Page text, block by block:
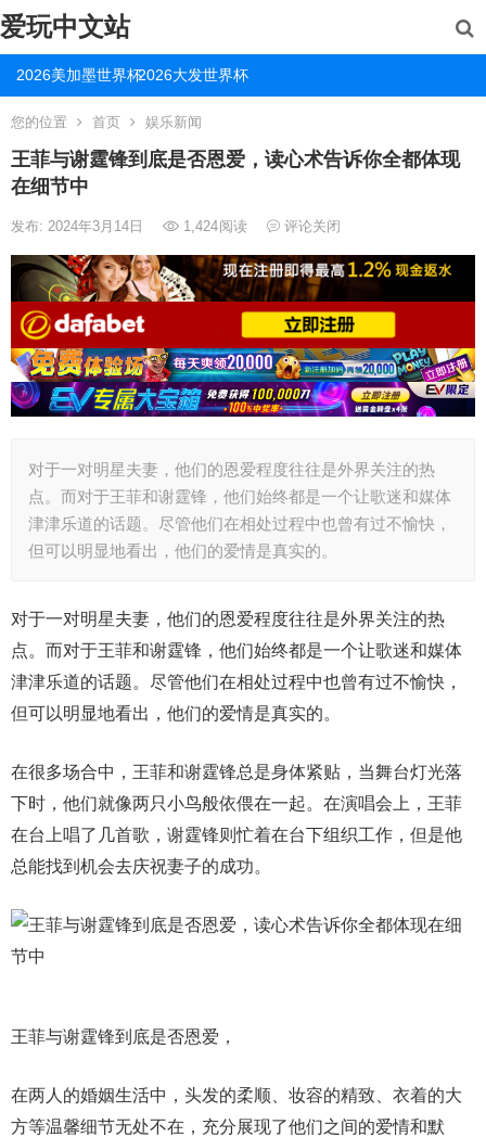
爱玩中文站
2026美加墨世界杯2026大发世界杯
您的位置 首页 娱乐新闻
王菲与谢霆锋到底是否恩爱，读心术告诉你全都体现
在细节中
发布: 2024年3月14日 1,424阅读 评论关闭
对于一对明星夫妻，他们的恩爱程度往往是外界关注的热
点。而对于王菲和谢霆锋，他们始终都是一个让歌迷和媒体
津津乐道的话题。尽管他们在相处过程中也曾有过不愉快，
但可以明显地看出，他们的爱情是真实的。
对于一对明星夫妻，他们的恩爱程度往往是外界关注的热
点。而对于王菲和谢霆锋，他们始终都是一个让歌迷和媒体
津津乐道的话题。尽管他们在相处过程中也曾有过不愉快，
但可以明显地看出，他们的爱情是真实的。
在很多场合中，王菲和谢霆锋总是身体紧贴，当舞台灯光落
下时，他们就像两只小鸟般依偎在一起。在演唱会上，王菲
在台上唱了几首歌，谢霆锋则忙着在台下组织工作，但是他
总能找到机会去庆祝妻子的成功。
王菲与谢霆锋到底是否恩爱，
在两人的婚姻生活中，头发的柔顺、妆容的精致、衣着的大
方等温馨细节无处不在，充分展现了他们之间的爱情和默